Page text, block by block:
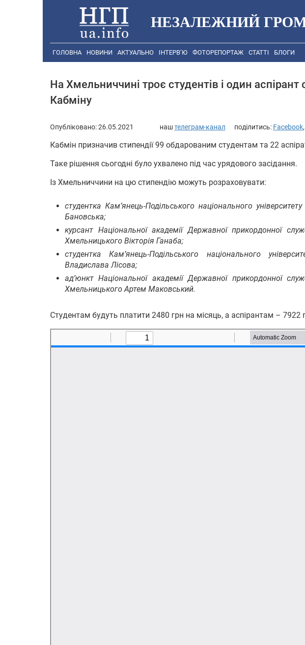
НЕЗАЛЕЖНИЙ
ГОЛОВНА НОВИНИ АКТУАЛЬНО ІНТЕРВ’Ю ФОТОРЕПОРТАЖ СТАТТІ БЛОГИ
На Хмельниччині троє студентів і один
Кабміну
Опубліковано:26.05.2021 наштелеграм-канал поділитись: Facebook,
Кабмін призначив стипендії 99 обдарованим студентам та 22
Таке рішення сьогодні було ухвалено під час урядового засідання.
Із Хмельниччини на цю стипендію можуть розраховувати:
студентка Кам’янець-Подільського національного
Бановська;
курсант Національної академії Державної прикордонної
Хмельницького Вікторія Ганаба;
студентка Кам’янець-Подільського національного
Владислава Лісова;
ад’юнкт Національної академії Державної прикордонної
Хмельницького Артем Маковський.
Студентам будуть платити 2480 грн на місяць, а аспірантам – 7922